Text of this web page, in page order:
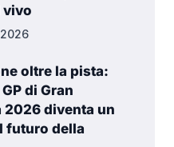
vivo
oltre la pista:
di Gran
2026 diventa un
futuro della